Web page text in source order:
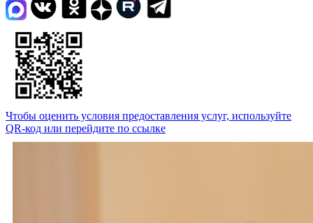
Чтобы оценить условия предоставления услуг, используйте
QR-код или перейдите по ссылке